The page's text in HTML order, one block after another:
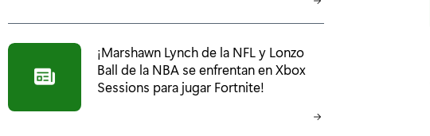
¡Marshawn Lynch de la NFL y Lonzo
Ball de la NBA se enfrentan en Xbox
Sessions para jugar Fortnite!